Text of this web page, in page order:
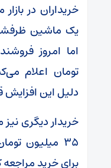
خریداران در
تومان اعلام
دلیل این
خریدار دیگری نیز
۳۵ میلیون